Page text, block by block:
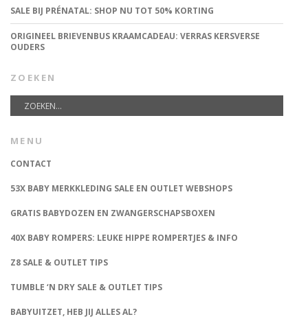
SALE BIJ PRÉNATAL: SHOP NU TOT 50% KORTING
ORIGINEEL BRIEVENBUS KRAAMCADEAU: VERRAS KERSVERSE
OUDERS
ZOEKEN
MENU
CONTACT
53X BABY MERKKLEDING SALE EN OUTLET WEBSHOPS
GRATIS BABYDOZEN EN ZWANGERSCHAPSBOXEN
40X BABY ROMPERS: LEUKE HIPPE ROMPERTJES & INFO
Z8 SALE & OUTLET TIPS
TUMBLE ‘N DRY SALE & OUTLET TIPS
BABYUITZET, HEB JIJ ALLES AL?